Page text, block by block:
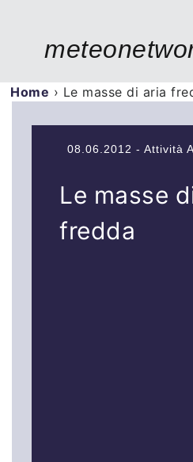
Home › Le masse di aria
08.06.2012 - Attività
Le masse
fredda